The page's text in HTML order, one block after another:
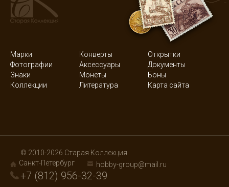
Марки Конверты
Открытки
Фотографии
Аксессуары
Документы
Знаки
Монеты
Боны
Коллекции
Литература Карта сайта
© 2010-2026 Старая Коллекция
Санкт-Петербург
hobby-group@mail.ru
+7 (812) 956-32-39